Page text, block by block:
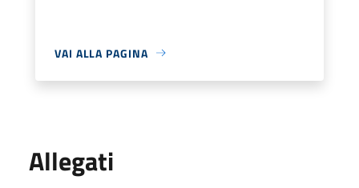
VAI ALLA PAGINA
Allegati